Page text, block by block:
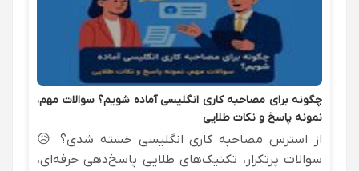
چگونه برای مصاحبه کاری انگلیسی آماده شویم؟ سوالات مهم،
نمونه پاسخ و نکات طلایی
از استرس مصاحبه کاری انگلیسی خسته شدی؟ 😥
سوالات پرتکرار، تکنیک‌های طلایی پاسخ‌دهی حرفه‌ای،